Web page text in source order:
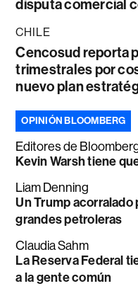
disputa comercial
CHILE
Cencosud reporta
trimestrales por
nuevo plan
OPINIÓN BLOOMBERG
Editores de
Kevin Warsh tiene
Liam Denning
Un Trump
grandes petroleras
Claudia Sahm
La Reserva Federal
a la gente común